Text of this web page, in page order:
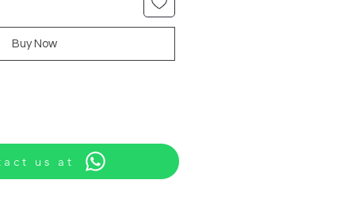
Buy Now
us at